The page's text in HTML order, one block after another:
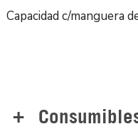
Capacidad c/manguera